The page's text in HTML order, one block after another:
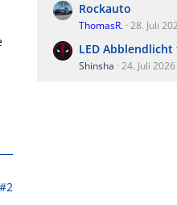
#2
Rockauto
ThomasR. 28. Juli
LED Abblendlicht
Shinsha 24. Juli 2026